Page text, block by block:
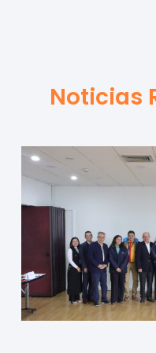
Noticias